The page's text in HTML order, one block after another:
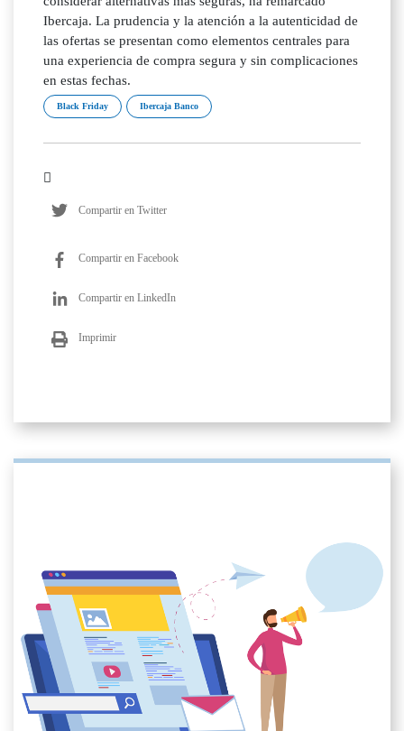
Ibercaja. La prudencia y la atención a la autenticidad de
las ofertas se presentan como elementos centrales para
una experiencia de compra segura y sin complicaciones
en estas fechas.
Black Friday Ibercaja Banco
Compartir en Twitter
Compartir en Facebook
Compartir en LinkedIn
Imprimir